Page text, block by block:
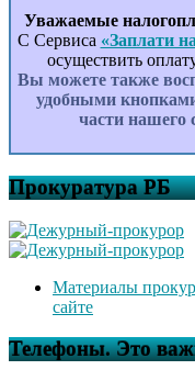
Уважаемые
С Сервиса «Заплати
осуществить
Вы можете также
удобными
части нашего
Прокуратура РБ
Материалы
сайте
Телефоны. Это